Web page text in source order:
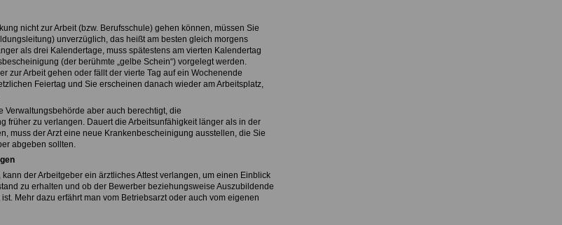
nicht zur Arbeit (bzw. Berufsschule) gehen können, müssen Sie
unverzüglich, das heißt am besten gleich morgens
als drei Kalendertage, muss spätestens am vierten Kalendertag
(der berühmte „gelbe Schein“) vorgelegt werden.
zur Arbeit gehen oder fällt der vierte Tag auf ein Wochenende
Feiertag und Sie erscheinen danach wieder am Arbeitsplatz,
Verwaltungsbehörde aber auch berechtigt, die
früher zu verlangen. Dauert die Arbeitsunfähigkeit länger als in der
muss der Arzt eine neue Krankenbescheinigung ausstellen, die Sie
abgeben sollten.
der Arbeitgeber ein ärztliches Attest verlangen, um einen Einblick
zu erhalten und ob der Bewerber beziehungsweise Auszubildende
Mehr dazu erfährt man vom Betriebsarzt oder auch vom eigenen